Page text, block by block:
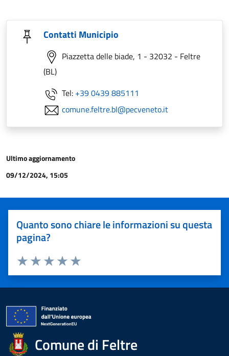
Contatti Municipio
Piazzetta delle biade, 1 - 32032 - Feltre
(BL)
Tel: +39 0439 885111
comune.feltre.bl@pecveneto.it
Ultimo aggiornamento
09/12/2024, 15:05
Quanto sono chiare le informazioni su questa
pagina?
Valuta 5 stelle su 5
Valuta 4 stelle su 5
Valuta 3 stelle su 5
Valuta 2 stelle su 5
Valuta 1 stelle su 5
Comune di Feltre